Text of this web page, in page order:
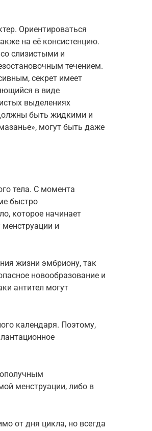
Ориентироваться
на её консистенцию.
слизистыми и
течением.
секрет имеет
в виде
выделениях
быть жидкими и
могут быть даже
тела. С момента
быстро
которое начинает
и
жизни эмбриону, так
новообразование и
антител могут
календаря. Поэтому,
менструации, либо в
от дня цикла, но всегда